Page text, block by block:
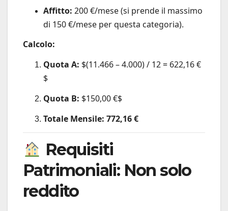
Affitto: 200 €/mese (si prende il massimo
di 150 €/mese per questa categoria).
Calcolo:
Quota A: $(11.466 – 4.000) / 12 = 622,16 €
$
Quota B: $150,00 €$
Totale Mensile: 772,16 €
Requisiti
Patrimoniali: Non solo
reddito